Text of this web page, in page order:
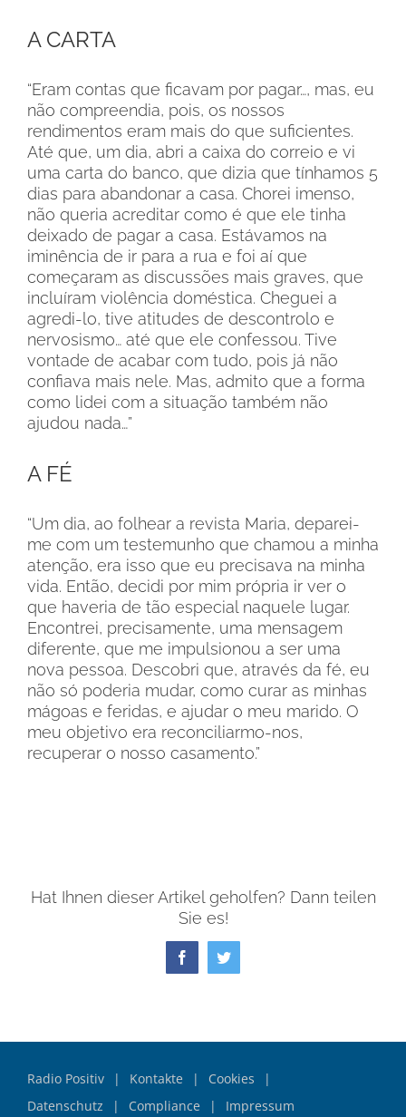
A CARTA
“Eram contas que ­ficavam por pagar…, mas, eu
não compreendia, pois, os nossos
rendimentos eram mais do que su­ficientes.
Até que, um dia, abri a caixa do correio e vi
uma carta do banco, que dizia que tínhamos 5
dias para abandonar a casa. Chorei imenso,
não queria acreditar como é que ele tinha
deixado de pagar a casa. Estávamos na
iminência de ir para a rua e foi aí que
começaram as discussões mais graves, que
incluíram violência doméstica. Cheguei a
agredi-lo, tive atitudes de descontrolo e
nervosismo… até que ele confessou. Tive
vontade de acabar com tudo, pois já não
confiava mais nele. Mas, admito que a forma
como lidei com a situação também não
ajudou nada…”
A FÉ
“Um dia, ao folhear a revista Maria, deparei-
me com um testemunho que chamou a minha
atenção, era isso que eu precisava na minha
vida. Então, decidi por mim própria ir ver o
que haveria de tão especial naquele lugar.
Encontrei, precisamente, uma mensagem
diferente, que me impulsionou a ser uma
nova pessoa. Descobri que, através da fé, eu
não só poderia mudar, como curar as minhas
mágoas e feridas, e ajudar o meu marido. O
meu objetivo era reconciliarmo-nos,
recuperar o nosso casamento.”
Hat Ihnen dieser Artikel geholfen? Dann teilen
Sie es!
FacebookTwitter
Radio Positiv Kontakte
Cookies
Datenschutz
Compliance Impressum